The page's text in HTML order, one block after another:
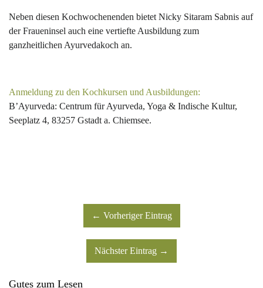
Neben diesen Kochwochenenden bietet Nicky Sitaram Sabnis auf
der Fraueninsel auch eine vertiefte Ausbildung zum
ganzheitlichen Ayurvedakoch an.
Anmeldung zu den Kochkursen und Ausbildungen:
B’Ayurveda: Centrum für Ayurveda, Yoga & Indische Kultur,
Seeplatz 4, 83257 Gstadt a. Chiemsee.
← Vorheriger Eintrag
Nächster Eintrag →
Gutes zum Lesen